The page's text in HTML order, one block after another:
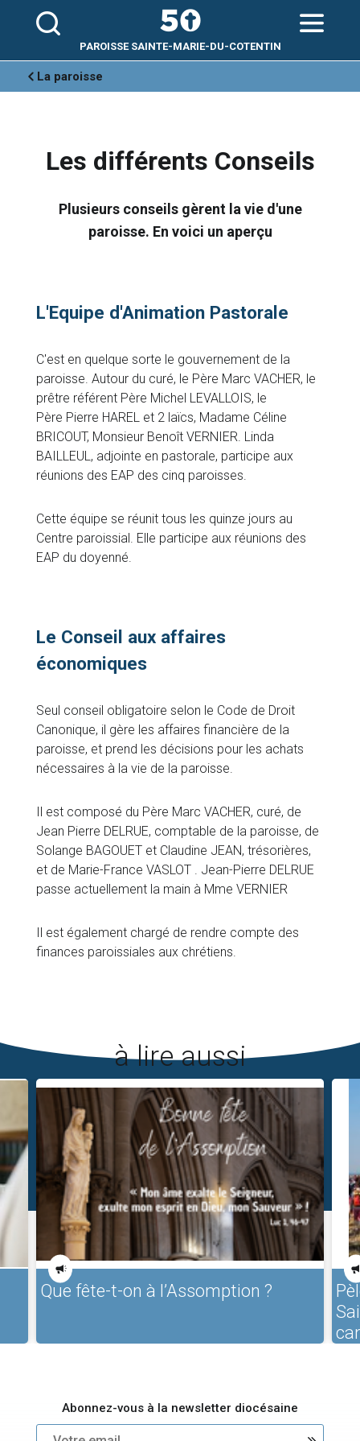
personnels
PAROISSE SAINTE-MARIE-DU-COTENTIN
La paroisse
Les différents Conseils
Plusieurs conseils gèrent la vie d'une
paroisse. En voici un aperçu
L'Equipe d'Animation Pastorale
C'est en quelque sorte le gouvernement de la
paroisse. Autour du curé, le Père Marc VACHER, le
prêtre référent Père Michel LEVALLOIS, le
Père Pierre HAREL et 2 laïcs, Madame Céline
BRICOUT, Monsieur Benoît VERNIER. Linda
BAILLEUL, adjointe en pastorale, participe aux
réunions des EAP des cinq paroisses.
Cette équipe se réunit tous les quinze jours au
Centre paroissial. Elle participe aux réunions des
EAP du doyenné.
Le Conseil aux affaires
économiques
Seul conseil obligatoire selon le Code de Droit
Canonique, il gère les affaires financière de la
paroisse, et prend les décisions pour les achats
nécessaires à la vie de la paroisse.
Il est composé du Père Marc VACHER, curé, de
Jean Pierre DELRUE, comptable de la paroisse, de
Solange BAGOUET et Claudine JEAN, trésorières,
et de Marie-France VASLOT . Jean-Pierre DELRUE
passe actuellement la main à Mme VERNIER
Il est également chargé de rendre compte des
finances paroissiales aux chrétiens.
à lire aussi
Que fête-t-on à l’Assomption ?
Abonnez-vous à la newsletter diocésaine